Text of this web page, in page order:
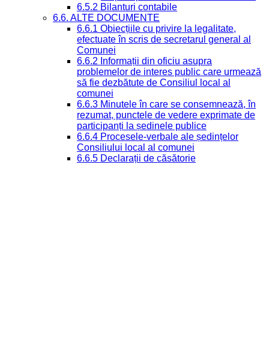
6.5.2 Bilanturi contabile
6.6. ALTE DOCUMENTE
6.6.1 Obiecțiile cu privire la legalitate,
efectuate în scris de secretarul general al
Comunei
6.6.2 Informații din oficiu asupra
problemelor de interes public care urmează
să fie dezbătute de Consiliul local al
comunei
6.6.3 Minutele în care se consemnează, în
rezumat, punctele de vedere exprimate de
participanți la ședinele publice
6.6.4 Procesele-verbale ale ședințelor
Consiliului local al comunei
6.6.5 Declarații de căsătorie